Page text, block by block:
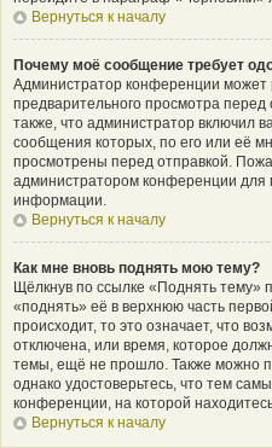
Вернуться к началу
Почему моё сообщение требует
Администратор конференции
предварительного просмотра
также, что администратор включил
сообщения которых, по его или её
просмотрены перед отправкой.
администратором конференции для
информации.
Вернуться к началу
Как мне вновь поднять мою тему?
Щёлкнув по ссылке «Поднять
«поднять» её в верхнюю часть
происходит, то это означает, что
отключена, или время, которое
темы, ещё не прошло. Также можно
однако удостоверьтесь, что тем
конференции, на которой
Вернуться к началу